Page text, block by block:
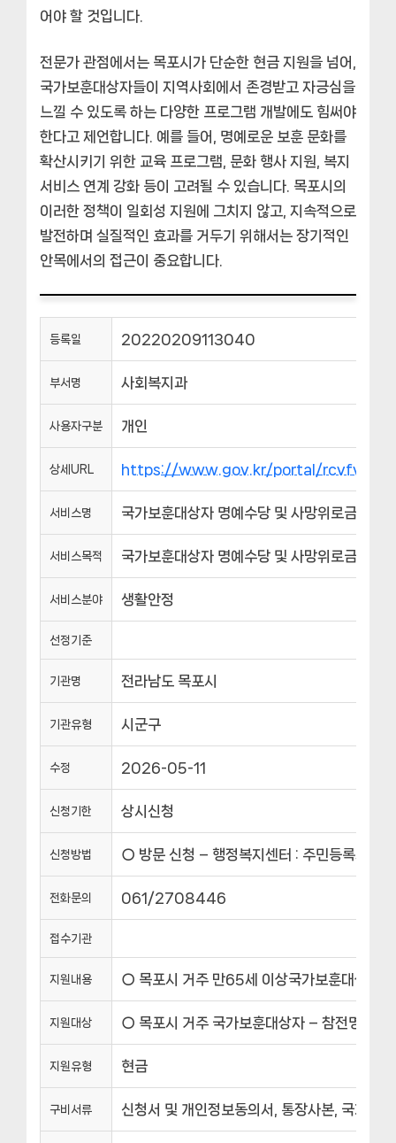
어야 할 것입니다.
전문가 관점에서는 목포시 가 단순한 현금 지원을 넘어,
국가보훈대상자들이 지역사회에서 존경받고 자긍심을
느낄 수 있도록 하는 다양한 프로그램 개발에도 힘써야
한다고 제언합니다. 예를 들어, 명예로운 보훈 문화를
확산시키기 위한 교육 프로그램, 문화 행사 지원, 복지
서비스 연계 강화 등이 고려될 수 있습니다. 목포시 의
이러한 정책이 일회성 지원에 그치지 않고, 지속적으로
발전하며 실질적인 효과를 거두기 위해서는 장기적인
안목에서의 접근이 중요합니다.
등록일 20220209113040
부서명 사회복지과
사용자구분 개인
상세URL https://www.gov.kr/portal/
서비스명 국가보훈대상자 명예수당 및 사망위로금 지원
서비스목적 국가보훈대상자 명예수당 및 사망위로금 지원
서비스분야 생활안정
선정기준
기관명 전라남도 목포시
기관유형 시군구
수정 2026-05-11
신청기한 상시신청
신청방법 ○ 방문 신청 – 행정복지센터 : 주민등록지 관
전화문의 061/2708446
접수기관
지원내용 ○ 목포시 거주 만65세 이상국가보훈대상자(
지원대상 ○ 목포시 거주 국가보훈대상자 – 참전명예수
지원유형 현금
구비서류 신청서 및 개인정보동의서, 통장사본, 국가보